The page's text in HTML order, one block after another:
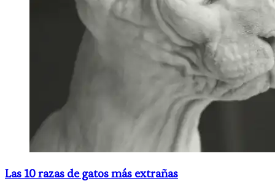
Las 10 razas de gatos más extrañas